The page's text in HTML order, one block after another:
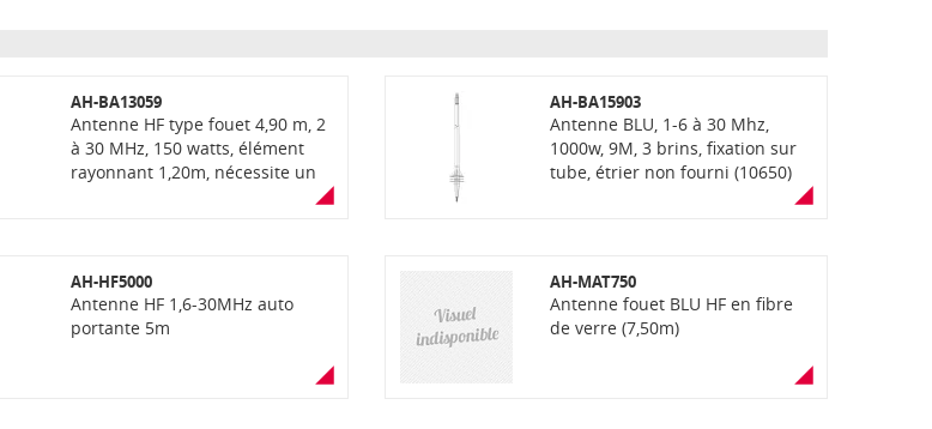
AH-BA13059
Antenne HF type fouet 4,90 m, 2
à 30 MHz, 150 watts, élément
rayonnant 1,20m, nécessite un
AH-BA15903
Antenne BLU, 1-6 à 30 Mhz,
1000w, 9M, 3 brins, fixation sur
tube, étrier non fourni (10650)
AH-HF5000
Antenne HF 1,6-30MHz auto
portante 5m
AH-MAT750
Antenne fouet BLU HF en fibre
de verre (7,50m)